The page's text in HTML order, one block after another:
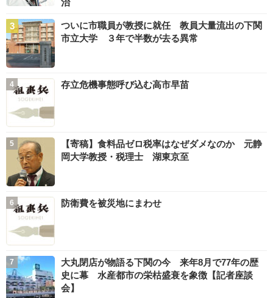
治
ついに市職員が教授に就任 教員大量流出の下関
市立大学 ３年で半数が去る異常
存立危機事態呼び込む高市早苗
【寄稿】食料品ゼロ税率はなぜダメなのか 元静
岡大学教授・税理士 湖東京至
防衛費を被災地にまわせ
大丸閉店が物語る下関の今 来年8月で77年の歴
史に幕 水産都市の栄枯盛衰を象徴【記者座談
会】